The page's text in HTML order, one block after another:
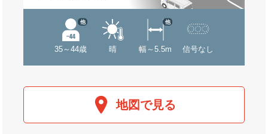
35～44歳
他
晴 幅～5.5m
他
信号なし
地図で見る